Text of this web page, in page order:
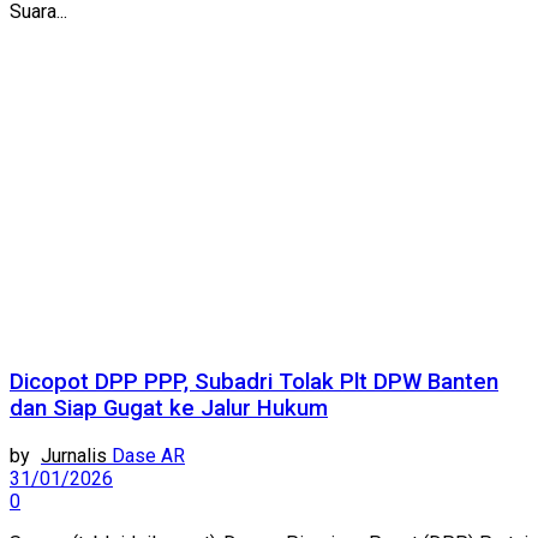
Suara...
Dicopot DPP PPP, Subadri Tolak Plt DPW Banten
dan Siap Gugat ke Jalur Hukum
by
Dase AR
31/01/2026
0